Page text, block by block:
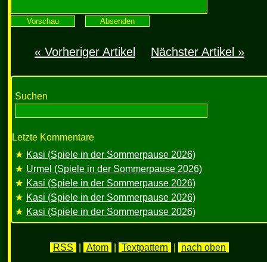
« Vorheriger Artikel Nächster Artikel »
Suchen
Letzte Kommentare
Kasi (Spiele in der Sommerpause 2026)
Urmel (Spiele in der Sommerpause 2026)
Kasi (Spiele in der Sommerpause 2026)
Kasi (Spiele in der Sommerpause 2026)
Kasi (Spiele in der Sommerpause 2026)
RSS Atom Textpattern nach oben